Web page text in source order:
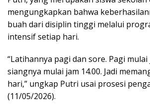
mengungkapkan bahwa
buah dari disiplin tinggi melalui
intensif setiap hari.
“Latihannya pagi dan sore. Pagi mulai
siangnya mulai jam 14.00. Jadi
hari,” ungkap Putri usai prosesi
(11/05/2026).